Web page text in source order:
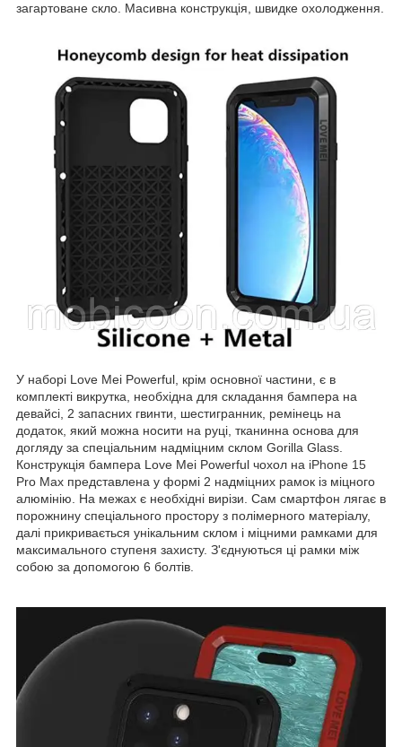
загартоване скло. Масивна конструкція, швидке охолодження.
У наборі Love Mei Powerful, крім основної частини, є в
комплекті викрутка, необхідна для складання бампера на
девайсі, 2 запасних гвинти, шестигранник, ремінець на
додаток, який можна носити на руці, тканинна основа для
догляду за спеціальним надміцним склом Gorilla Glass.
Конструкція бампера Love Mei Powerful чохол на iPhone 15
Pro Max представлена у формі 2 надміцних рамок із міцного
алюмінію. На межах є необхідні вирізи. Сам смартфон лягає в
порожнину спеціального простору з полімерного матеріалу,
далі прикривається унікальним склом і міцними рамками для
максимального ступеня захисту. З'єднуються ці рамки між
собою за допомогою 6 болтів.